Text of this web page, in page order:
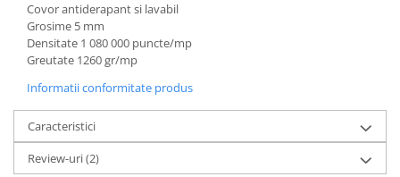
Covor antiderapant si lavabil
Grosime 5 mm
Densitate 1 080 000 puncte/mp
Greutate 1260 gr/mp
Informatii conformitate produs
Caracteristici
Review-uri(2)